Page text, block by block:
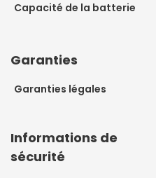
Capacité de la batterie
Garanties
Garanties légales
Informations de
sécurité